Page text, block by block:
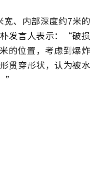
、内部深度约7米的
发言人表示：“破损
的位置，考虑到爆炸
贯穿形状，认为被水
”